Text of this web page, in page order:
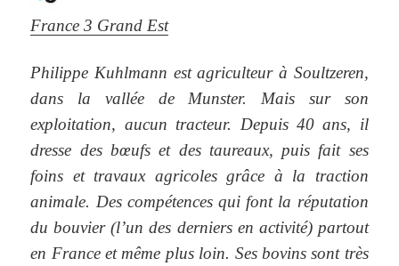
France 3 Grand Est
Philippe Kuhlmann est agriculteur à Soultzeren,
dans la vallée de Munster. Mais sur son
exploitation, aucun tracteur. Depuis 40 ans, il
dresse des bœufs et des taureaux, puis fait ses
foins et travaux agricoles grâce à la traction
animale. Des compétences qui font la réputation
du bouvier (l’un des derniers en activité) partout
en France et même plus loin. Ses bovins sont très